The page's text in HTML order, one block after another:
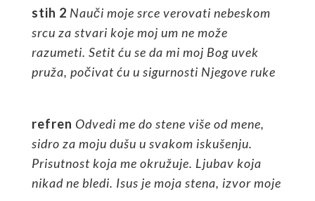
stih 2 Nauči moje srce verovati nebeskom
srcu za stvari koje moj um ne može
razumeti. Setit ću se da mi moj Bog uvek
pruža, počivat ću u sigurnosti Njegove ruke
refren Odvedi me do stene više od mene,
sidro za moju dušu u svakom iskušenju.
Prisutnost koja me okružuje. Ljubav koja
nikad ne bledi. Isus je moja stena, izvor moje